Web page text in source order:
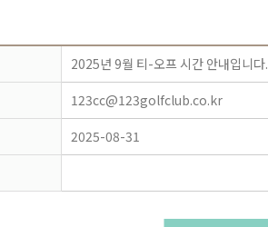
2025년 9월 티-오프 시간 안내입니다.
123cc@123golfclub.co.kr
2025-08-31